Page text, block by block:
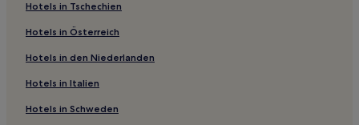
Günstige in Athens
Hotels mit Küchenzeile in Pilot Point
Hotels mit Küchenzeile in Flower Mound
Familien in Lindale
Haustierfreundliche in Grapevine
Hotels in Tschechien
Hotels in Österreich
Hotels in den Niederlanden
Hotels in Italien
Hotels in Schweden